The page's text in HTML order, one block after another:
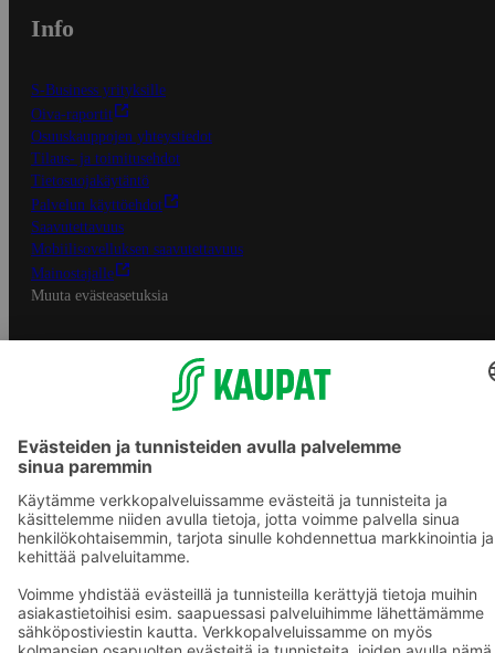
Info
S-Business yrityksille
Oiva-raportit
Osuuskauppojen yhteystiedot
Tilaus- ja toimitusehdot
Tietosuojakäytäntö
Palvelun käyttöehdot
Saavutettavuus
Mobiilisovelluksen saavutettavuus
Mainostajalle
Muuta evästeasetuksia
S-ryhmän palvelut
S-ryhmä
Asiakasomistajuus
Yhteishyvä Ruoka -sovellus
S-ostoslista -sovellus
Prisma.fi
Sokos.fi
S-Pankki
Yhteishyvä
Sokos Hotels